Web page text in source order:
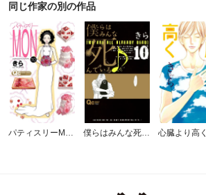
同じ作家の別の作品
パティスリーMON 僕らはみんな死んでいる♪ 心臓より高く